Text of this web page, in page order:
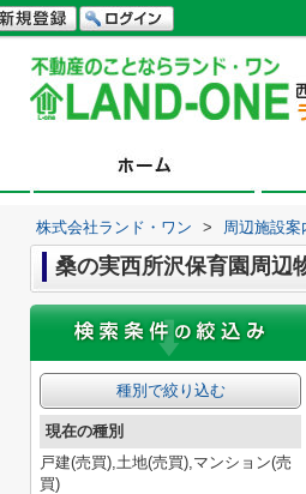
株式会社ランド・ワン > 周辺施設案
桑の実西所沢保育園周辺
種別で絞り込む
現在の種別
戸建(売買),土地(売買),マンション(売
買)